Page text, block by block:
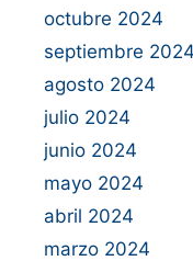
octubre 2024
septiembre 2024
agosto 2024
julio 2024
junio 2024
mayo 2024
abril 2024
marzo 2024